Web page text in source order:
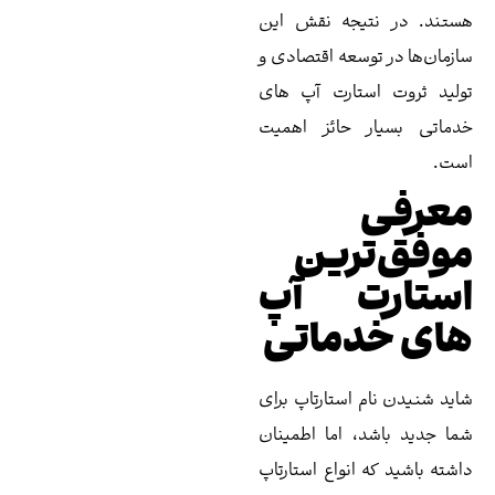
نقش این
اقتصادی و
آپ های
حائز اهمیت
آپ
استارتاپ برای
اما اطمینان
استارتاپ